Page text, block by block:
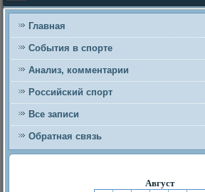
Главная
События в спорте
Анализ, комментарии
Российский спорт
Все записи
Обратная связь
Август